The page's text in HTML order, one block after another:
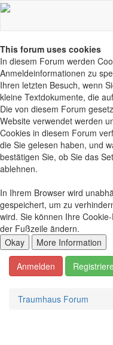
This forum uses cookies
In diesem Forum werden
Anmeldeinformationen zu
Ihren letzten Besuch, wenn
kleine Textdokumente, die
Die von diesem Forum
Website verwendet werden
Cookies in diesem Forum
die Sie gelesen haben, und
bestätigen Sie, ob Sie das
ablehnen.
In Ihrem Browser wird
gespeichert, um zu
wird. Sie können Ihre
der Fußzeile ändern.
Anmelden
Traumhaus Forum